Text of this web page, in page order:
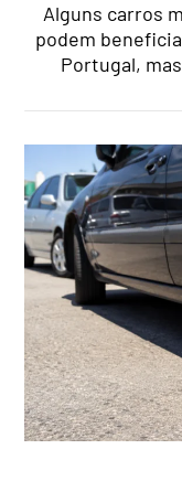
Alguns carros
podem
Portugal,